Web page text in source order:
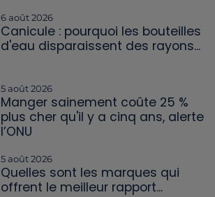
6 août 2026
Canicule : pourquoi les bouteilles
d'eau disparaissent des rayons...
5 août 2026
Manger sainement coûte 25 %
plus cher qu'il y a cinq ans, alerte
l’ONU
5 août 2026
Quelles sont les marques qui
offrent le meilleur rapport...